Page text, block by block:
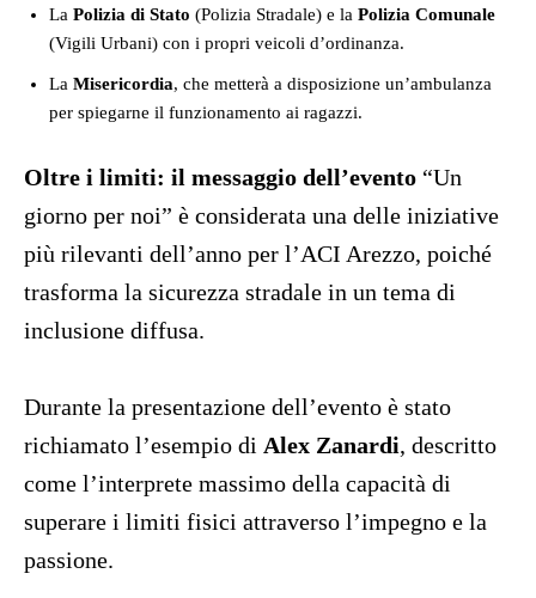
La Polizia di Stato (Polizia Stradale) e la Polizia Comunale
(Vigili Urbani) con i propri veicoli d’ordinanza.
La Misericordia, che metterà a disposizione un’ambulanza
per spiegarne il funzionamento ai ragazzi.
Oltre i limiti: il messaggio dell’evento “Un
giorno per noi” è considerata una delle iniziative
più rilevanti dell’anno per l’ACI Arezzo, poiché
trasforma la sicurezza stradale in un tema di
inclusione diffusa.
Durante la presentazione dell’evento è stato
richiamato l’esempio di Alex Zanardi, descritto
come l’interprete massimo della capacità di
superare i limiti fisici attraverso l’impegno e la
passione.